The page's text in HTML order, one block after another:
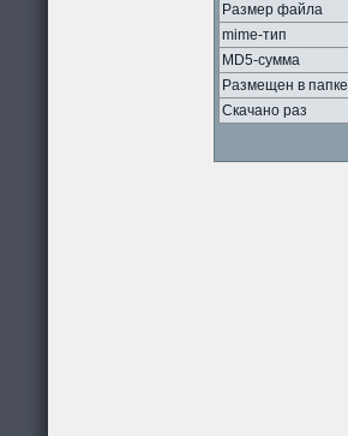
Размер файла
mime-тип
MD5-сумма
Размещен в папке
Скачано раз